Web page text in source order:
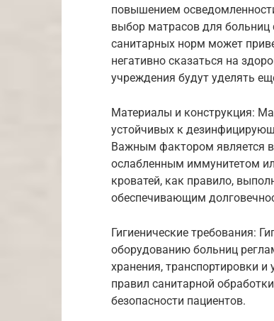
повышением
выбор матрасов для
санитарных норм может
негативно сказаться на
учреждения будут уделять
Материалы и конструкция:
устойчивых к
Важным фактором является
ослабленным иммунитетом
кроватей, как правило,
обеспечивающим
Гигиенические требования:
оборудованию больниц
хранения, транспортировки
правил санитарной
безопасности пациентов.